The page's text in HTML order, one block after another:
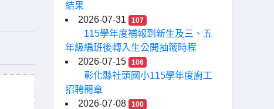
結果
2026-07-31
107
115學年度補報到新生及三、五
年級編班後轉入生公開抽籤時程
2026-07-15
106
彰化縣社頭國小115學年度廚工
招聘簡章
2026-07-08
100